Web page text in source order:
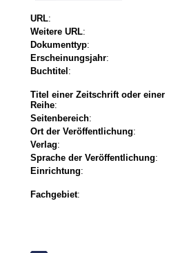
URL:
Weitere URL:
Dokumenttyp:
Erscheinungsjahr:
Buchtitel :
Titel einer Zeitschrift oder einer
Reihe:
Seitenbereich:
Ort der Veröffentlichung:
Verlag:
Sprache der Veröffentlichung:
Einrichtung:
Fachgebiet: